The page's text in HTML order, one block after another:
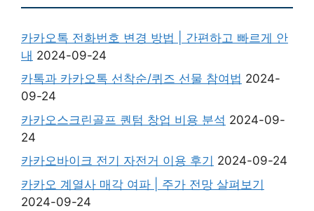
카카오톡 전화번호 변경 방법 | 간편하고 빠르게 안
내 2024-09-24
카톡과 카카오톡 선착순/퀴즈 선물 참여법 2024-
09-24
카카오스크린골프 퀀텀 창업 비용 분석 2024-09-
24
카카오바이크 전기 자전거 이용 후기 2024-09-24
카카오 계열사 매각 여파 | 주가 전망 살펴보기
2024-09-24